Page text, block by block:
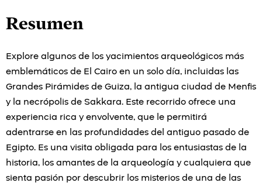
Resumen
Explore algunos de los yacimientos arqueológicos más
emblemáticos de El Cairo en un solo día, incluidas las
Grandes Pirámides de Guiza, la antigua ciudad de Menfis
y la necrópolis de Sakkara. Este recorrido ofrece una
experiencia rica y envolvente, que le permitirá
adentrarse en las profundidades del antiguo pasado de
Egipto. Es una visita obligada para los entusiastas de la
historia, los amantes de la arqueología y cualquiera que
sienta pasión por descubrir los misterios de una de las